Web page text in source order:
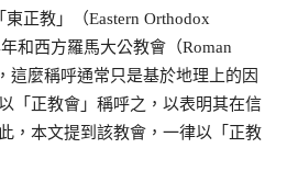
正教」（Eastern Orthodox
和西方羅馬大公教會（Roman
這麼稱呼通常只是基於地理上的因
「正教會」稱呼之，以表明其在信
，本文提到該教會，一律以「正教